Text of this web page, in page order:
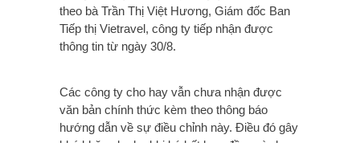
theo bà Trần Thị Việt Hương, Giám đốc Ban
Tiếp thị Vietravel, công ty tiếp nhận được
thông tin từ ngày 30/8.
Các công ty cho hay vẫn chưa nhận được
văn bản chính thức kèm theo thông báo
hướng dẫn về sự điều chỉnh này. Điều đó gây